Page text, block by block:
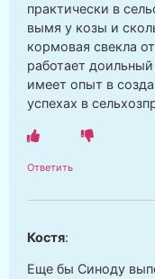
практически в
вымя у козы и
кормовая свекла
работает
имеет опыт в
успехах в
Ответить
Костя:
Еще бы Синоду